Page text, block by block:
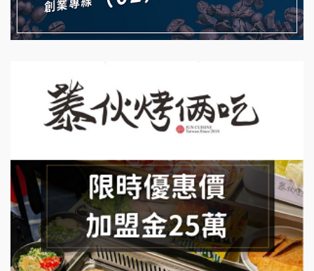
日十。早午食加盟說明會
珍好味臭臭鍋加盟說明會
日十。早午食加盟說明會
上宇林加盟說明會
莫尼早餐Morni加盟說明會
手作功夫茶加盟說明會
SHARE TEA歇腳亭加盟說明會
潮味決-湯滷專門店加盟說明會